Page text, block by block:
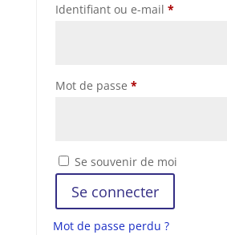
Identifiant ou e-mail *Obligatoire
Mot de passe *Obligatoire
Se souvenir de moi
Se connecter
Mot de passe perdu ?